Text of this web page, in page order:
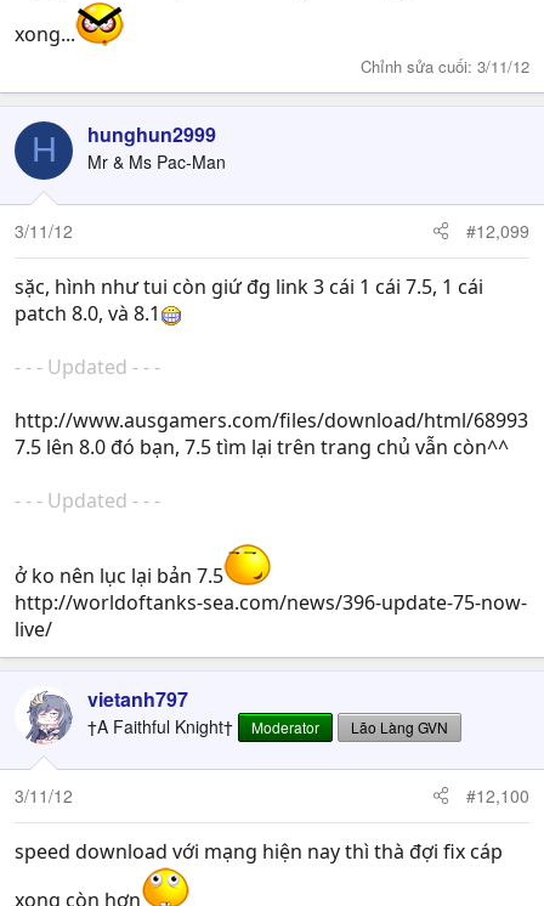
xong...
Chỉnh sửa cuối: 3/11/12
H hunghun2999
Mr & Ms Pac-Man
3/11/12 #12,099
sặc, hình như tui còn giứ đg link 3 cái 1 cái 7.5, 1 cái
patch 8.0, và 8.1
- - - Updated - - -
http://www.ausgamers.com/files/download/html/68993
7.5 lên 8.0 đó bạn, 7.5 tìm lại trên trang chủ vẫn còn^^
- - - Updated - - -
ở ko nên lục lại bản 7.5
http://worldoftanks-sea.com/news/396-update-75-now-
live/
vietanh797
†A Faithful Knight† Moderator Lão Làng GVN
3/11/12 #12,100
speed download với mạng hiện nay thì thà đợi fix cáp
xong còn hơn